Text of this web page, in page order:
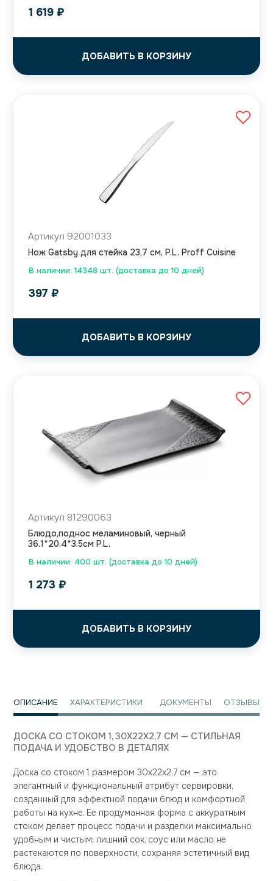
1 619 ₽
ДОБАВИТЬ В КОРЗИНУ
В наличии: 14348 шт. (доставка до 10 дней)
Артикул 92001033
Нож Gatsby для стейка 23,7 см, P.L. Proff Cuisine
397 ₽
ДОБАВИТЬ В КОРЗИНУ
В наличии: 400 шт. (доставка до 10 дней)
Артикул 81290063
Блюдо,поднос меламиновый, черный
36.1*20.4*3.5см P.L.
1 273 ₽
ДОБАВИТЬ В КОРЗИНУ
ОПИСАНИЕ ХАРАКТЕРИСТИКИ ДОКУМЕНТЫ ОТЗЫВЫ
ДОСКА СО СТОКОМ 1, 30X22X2,7 СМ — СТИЛЬНАЯ
ПОДАЧА И УДОБСТВО В ДЕТАЛЯХ
Доска со стоком 1 размером 30x22x2,7 см — это
элегантный и функциональный атрибут сервировки,
созданный для эффектной подачи блюд и комфортной
работы на кухне. Ее продуманная форма с аккуратным
стоком делает процесс подачи и разделки максимально
удобным и чистым: лишний сок, соус или масло не
растекаются по поверхности, сохраняя эстетичный вид
блюда.